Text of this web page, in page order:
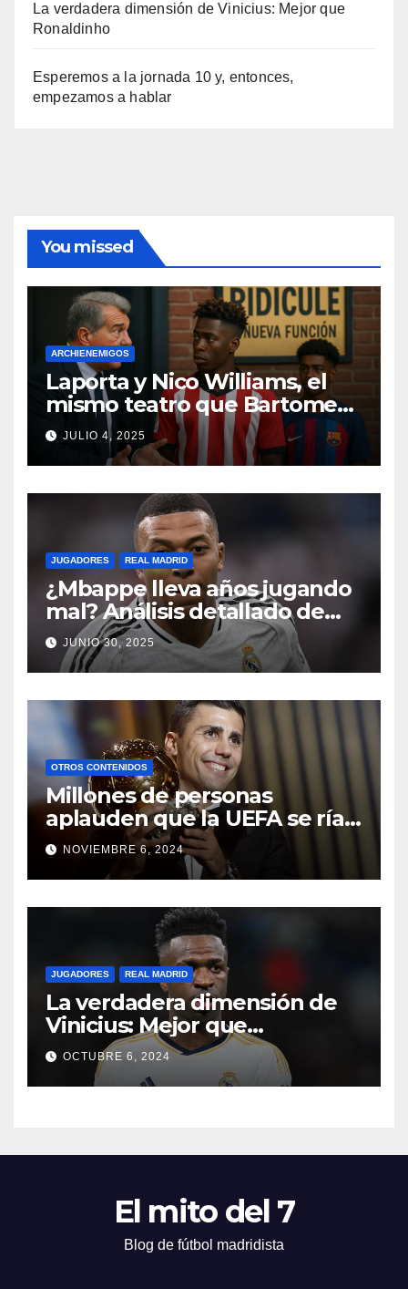
La verdadera dimensión de Vinicius: Mejor que
Ronaldinho
Esperemos a la jornada 10 y, entonces,
empezamos a hablar
You missed
ARCHIENEMIGOS
Laporta y Nico Williams, el
mismo teatro que Bartomeu
con Neymar
JULIO 4, 2025
JUGADORES REAL MADRID
¿Mbappe lleva años jugando
mal? Análisis detallado de
sus datos
JUNIO 30, 2025
OTROS CONTENIDOS
Millones de personas
aplauden que la UEFA se ría
de ellos
NOVIEMBRE 6, 2024
JUGADORES REAL MADRID
La verdadera dimensión de
Vinicius: Mejor que
Ronaldinho
OCTUBRE 6, 2024
El mito del 7
Blog de fútbol madridista